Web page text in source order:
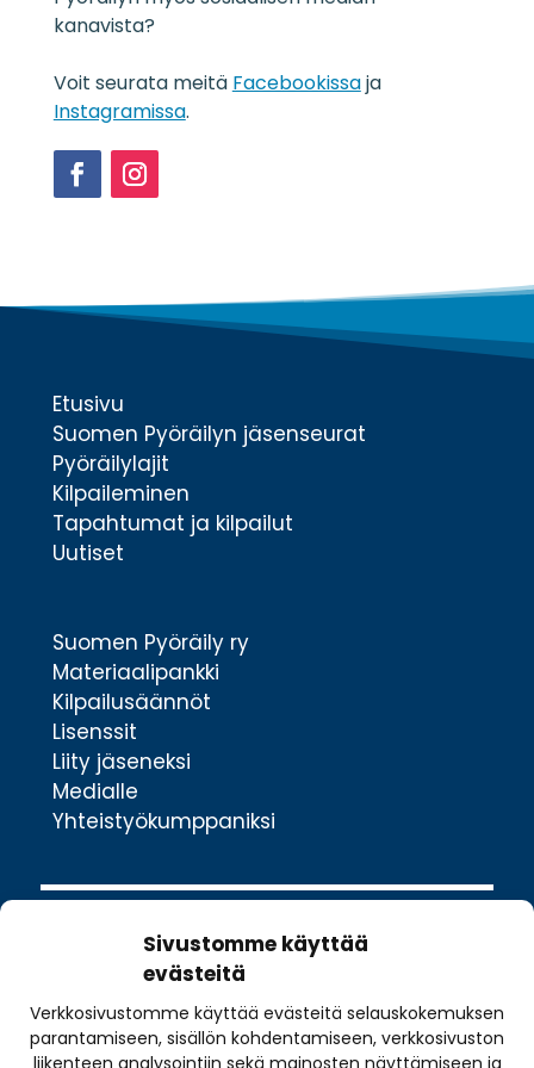
Sivustomme käyttää
evästeitä
Verkkosivustomme käyttää evästeitä selauskokemuksen
parantamiseen, sisällön kohdentamiseen, verkkosivuston
liikenteen analysointiin sekä mainosten näyttämiseen ja
s
*
kanavista?
Voit seurata meitä Facebookissaja
Instagramissa.
Etusivu
Suomen Pyöräilyn jäsenseurat
Pyöräilylajit
Kilpaileminen
Tapahtumat ja kilpailut
Uutiset
Suomen Pyöräily ry
Materiaalipankki
Kilpailusäännöt
Lisenssit
Liity jäseneksi
Medialle
Yhteistyökumppaniksi
Valimotie 10
00380 Helsinki